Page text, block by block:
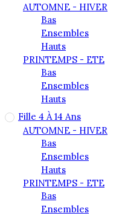
AUTOMNE - HIVER
Bas
Ensembles
Hauts
PRINTEMPS - ETE
Bas
Ensembles
Hauts
Fille 4 À 14 Ans
AUTOMNE - HIVER
Bas
Ensembles
Hauts
PRINTEMPS - ETE
Bas
Ensembles